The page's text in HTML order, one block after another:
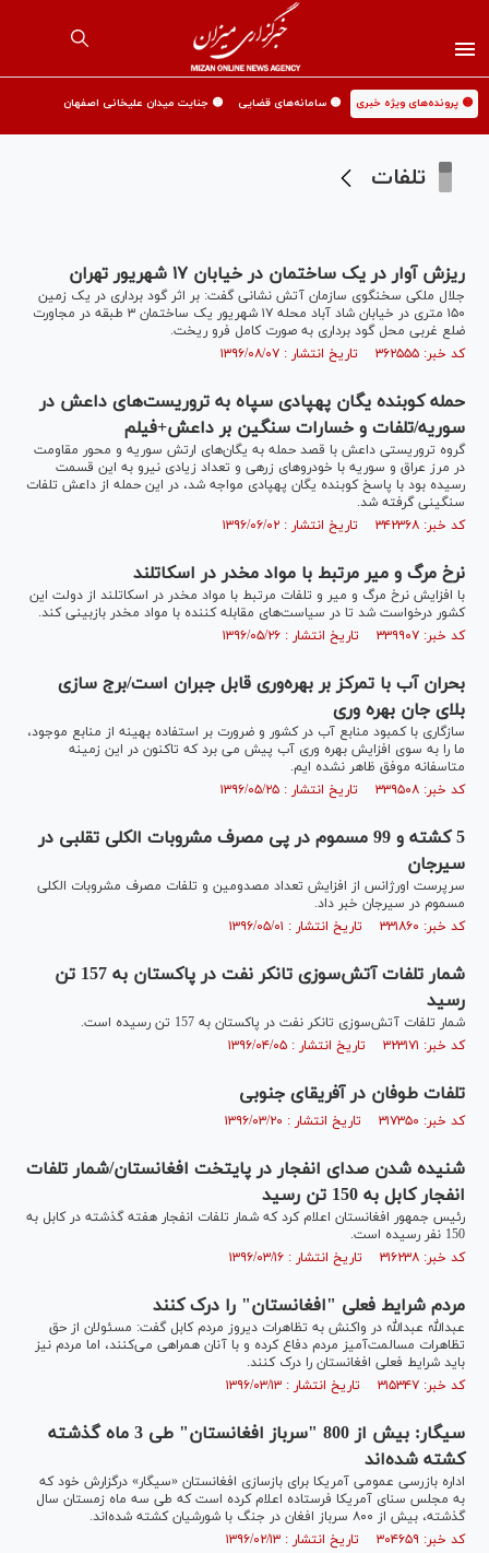
🟡 پرونده‌های ویژه خبری 🟡 سامانه‌های قضایی 🟡 جنایت میدان علیخانی اصفهان
تلفات
ریزش آوار در یک ساختمان در خیابان ۱۷ شهریور تهران
جلال ملکی سخنگوی سازمان آتش نشانی گفت: بر اثر گود برداری در یک زمین
۱۵۰ متری در خیابان شاد آباد محله ۱۷ شهریور یک ساختمان ۳ طبقه در مجاورت
ضلع غربی محل گود برداری به صورت کامل فرو ریخت.
کد خبر: ۳۶۲۵۵۵ تاریخ انتشار : ۱۳۹۶/۰۸/۰۷
حمله کوبنده یگان پهپادی سپاه به تروریست‌های داعش در
سوریه/تلفات و خسارات سنگین بر داعش+فیلم
گروه تروریستی داعش با قصد حمله به یگان‌های ارتش سوریه و محور مقاومت
در مرز عراق و سوریه با خودرو‌های زرهی و تعداد زیادی نیرو به این قسمت
رسیده بود با پاسخ کوبنده یگان پهپادی مواجه شد، در این حمله از داعش تلفات
سنگینی گرفته شد.
کد خبر: ۳۴۲۳۶۸ تاریخ انتشار : ۱۳۹۶/۰۶/۰۲
نرخ مرگ و میر مرتبط با مواد مخدر در اسکاتلند
با افزایش نرخ مرگ و میر و تلفات مرتبط با مواد مخدر در اسکاتلند از دولت این
کشور درخواست شد تا در سیاست‌های مقابله کننده با مواد مخدر بازبینی کند.
کد خبر: ۳۳۹۹۰۷ تاریخ انتشار : ۱۳۹۶/۰۵/۲۶
بحران آب با تمرکز بر بهره‌وری قابل جبران است/برج سازی
بلای جان بهره وری
سازگاری با کمبود منابع آب در کشور و ضرورت بر استفاده بهینه از منابع موجود،
ما را به سوی افزایش بهره وری آب پیش می برد که تاکنون در این زمینه
متاسفانه موفق ظاهر نشده ایم.
کد خبر: ۳۳۹۵۰۸ تاریخ انتشار : ۱۳۹۶/۰۵/۲۵
5 کشته و 99 مسموم در پی مصرف مشروبات الکلی تقلبی در
سیرجان
سرپرست اورژانس از افزایش تعداد مصدومین و تلفات مصرف مشروبات الکلی
مسموم در سیرجان خبر داد.
کد خبر: ۳۳۱۸۶۰ تاریخ انتشار : ۱۳۹۶/۰۵/۰۱
شمار تلفات آتش‌سوزی تانکر نفت در پاکستان به 157 تن
رسید
شمار تلفات آتش‌سوزی تانکر نفت در پاکستان به 157 تن رسیده است.
کد خبر: ۳۲۳۱۷۱ تاریخ انتشار : ۱۳۹۶/۰۴/۰۵
تلفات طوفان در آفریقای جنوبی
کد خبر: ۳۱۷۳۵۰ تاریخ انتشار : ۱۳۹۶/۰۳/۲۰
شنیده شدن صدای انفجار در پایتخت افغانستان/شمار تلفات
انفجار کابل به 150 تن رسید
رئیس جمهور افغانستان اعلام کرد که شمار تلفات انفجار هفته گذشته در کابل به
150 نفر رسیده است.
کد خبر: ۳۱۶۲۳۸ تاریخ انتشار : ۱۳۹۶/۰۳/۱۶
مردم شرایط فعلی "افغانستان" را درک کنند
عبدالله عبدالله در واکنش به تظاهرات دیروز مردم کابل گفت: مسئولان از حق
تظاهرات مسالمت‌آمیز مردم دفاع کرده و با آنان همراهی می‌کنند، اما مردم نیز
باید شرایط فعلی افغانستان را درک کنند.
کد خبر: ۳۱۵۳۴۷ تاریخ انتشار : ۱۳۹۶/۰۳/۱۳
سیگار: بیش از 800 "سرباز افغانستان" طی 3 ماه گذشته
کشته شده‌اند
اداره بازرسی عمومی آمریکا برای بازسازی افغانستان «سیگار» درگزارش خود که
به مجلس سنای آمریکا فرستاده اعلام کرده است که طی سه ماه زمستان سال
گذشته، بیش از ۸۰۰ سرباز افغان در جنگ با شورشیان کشته شده‌اند.
کد خبر: ۳۰۴۶۵۹ تاریخ انتشار : ۱۳۹۶/۰۲/۱۳